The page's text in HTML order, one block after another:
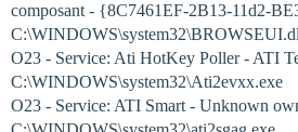
composant - {8C7461EF-2B13-11d2-
O23 - Service: Ati HotKey Poller - ATI
C:\WINDOWS\system32\Ati2evxx.exe
O23 - Service: ATI Smart - Unknown